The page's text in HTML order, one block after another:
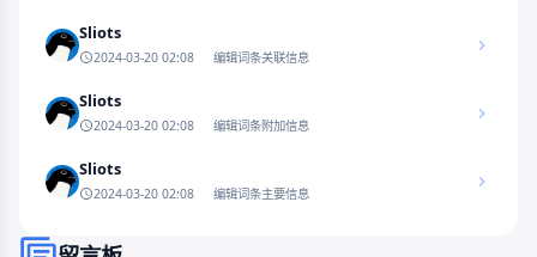
Sliots
2024-03-20 02:08 编辑词条关联信息
Sliots
2024-03-20 02:08 编辑词条附加信息
Sliots
2024-03-20 02:08 编辑词条主要信息